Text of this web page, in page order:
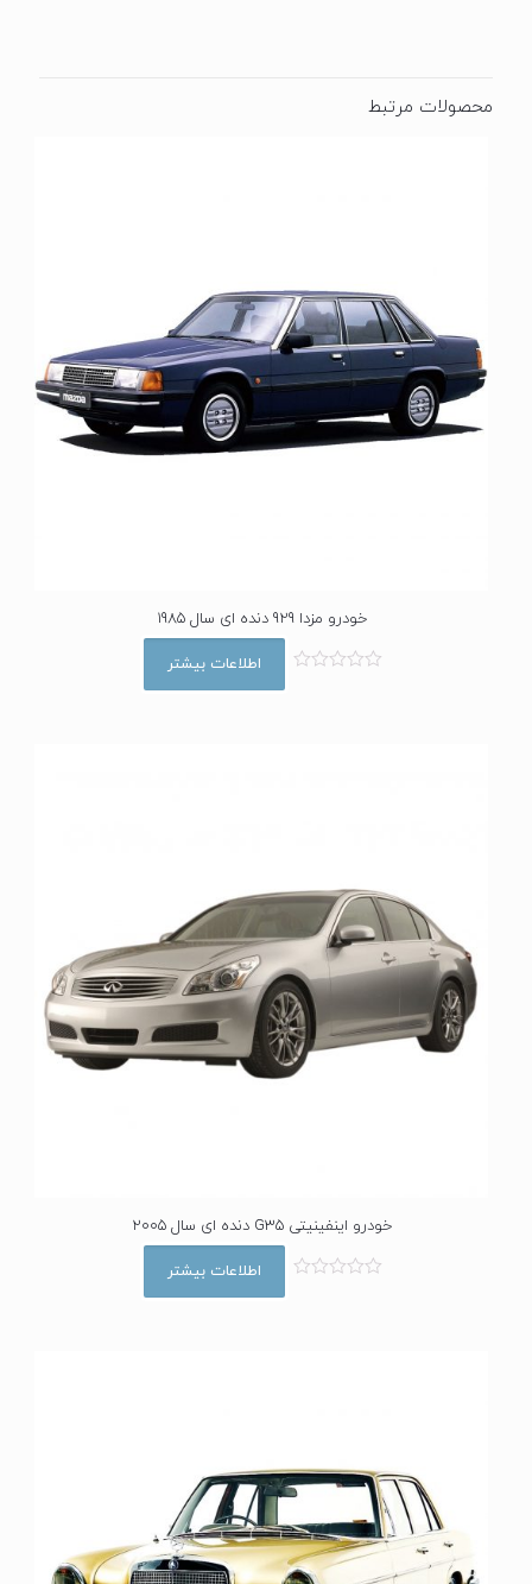
محصولات مرتبط
خودرو مزدا 929 دنده ای سال 1985
اطلاعات بیشتر
خودرو اینفینیتی G35 دنده ای سال 2005
اطلاعات بیشتر